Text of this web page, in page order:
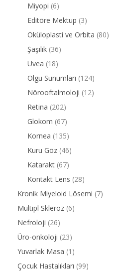
Miyopi (6)
Editöre Mektup (3)
Oküloplasti ve Orbita (80)
Şaşılık (36)
Uvea (18)
Olgu Sunumları (124)
Nörooftalmoloji (12)
Retina (202)
Glokom (67)
Kornea (135)
Kuru Göz (46)
Katarakt (67)
Kontakt Lens (28)
Kronik Miyeloid Lösemi (7)
Multipl Skleroz (6)
Nefroloji (26)
Üro-onkoloji (23)
Yuvarlak Masa (1)
Çocuk Hastalıkları (99)